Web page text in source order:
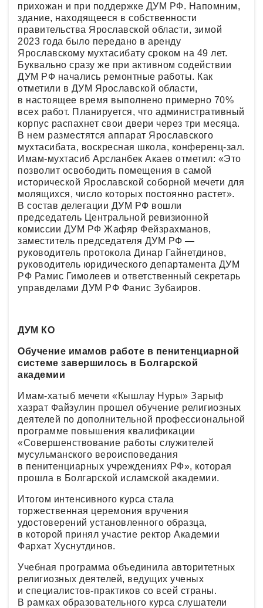
прихожан и при поддержке ДУМ РФ. Напомним,
здание, находящееся в собственности
правительства Ярославской области, зимой
2023 года было передано в аренду
Ярославскому мухтасибату сроком на 49 лет.
Буквально сразу же при активном содействии
ДУМ РФ начались ремонтные работы. Как
отметили в ДУМ Ярославской области,
в настоящее время выполнено примерно 70%
всех работ. Планируется, что административный
корпус распахнет свои двери через три месяца.
В нем разместятся аппарат Ярославского
мухтасибата, воскресная школа, конференц-зал.
Имам-мухтасиб Арсланбек Акаев отметил: «Это
позволит освободить помещения в самой
исторической Ярославской соборной мечети для
молящихся, число которых постоянно растет».
В состав делегации ДУМ РФ вошли
председатель Центральной ревизионной
комиссии ДУМ РФ Жафяр Фейзрахманов,
заместитель председателя ДУМ РФ —
руководитель протокола Динар Гайнетдинов,
руководитель юридического департамента ДУМ
РФ Рамис Гимолеев и ответственный секретарь
управделами ДУМ РФ Фанис Зубаиров.
ДУМ КО
Обучение имамов работе в пенитенциарной
системе завершилось в Болгарской
академии
Имам-хатыб мечети «Кышлау Нуры» Зарыф
хазрат Файзулин прошел обучение религиозных
деятелей по дополнительной профессиональной
программе повышения квалификации
«Совершенствование работы служителей
мусульманского вероисповедания
в пенитенциарных учреждениях РФ», которая
прошла в Болгарской исламской академии.
Итогом интенсивного курса стала
торжественная церемония вручения
удостоверений установленного образца,
в которой принял участие ректор Академии
Фархат Хуснутдинов.
Учебная программа объединила авторитетных
религиозных деятелей, ведущих ученых
и специалистов-практиков со всей страны.
В рамках образовательного курса слушатели